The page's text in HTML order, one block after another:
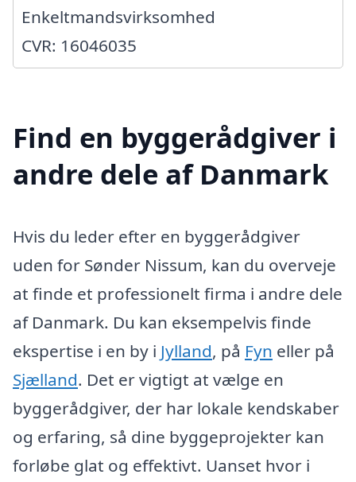
Enkeltmandsvirksomhed
CVR: 16046035
Find en byggerådgiver i
andre dele af Danmark
Hvis du leder efter en byggerådgiver
uden for Sønder Nissum, kan du overveje
at finde et professionelt firma i andre dele
af Danmark. Du kan eksempelvis finde
ekspertise i en by i Jylland, på Fyn eller på
Sjælland. Det er vigtigt at vælge en
byggerådgiver, der har lokale kendskaber
og erfaring, så dine byggeprojekter kan
forløbe glat og effektivt. Uanset hvor i